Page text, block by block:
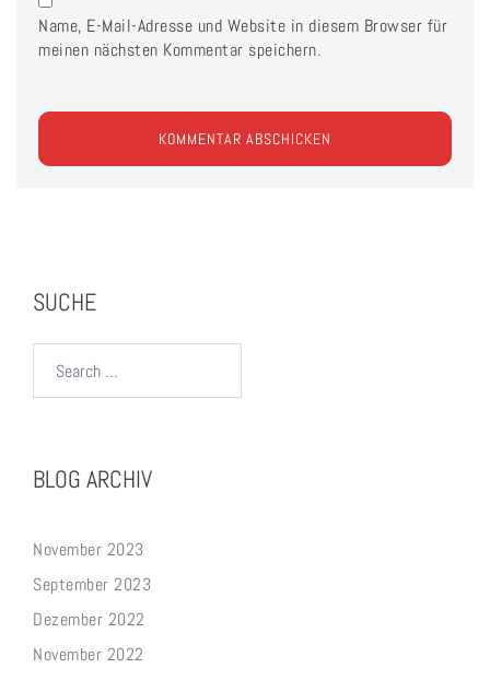
Name, E-Mail-Adresse und Website in diesem Browser für
meinen nächsten Kommentar speichern.
SUCHE
BLOG ARCHIV
November 2023
September 2023
Dezember 2022
November 2022